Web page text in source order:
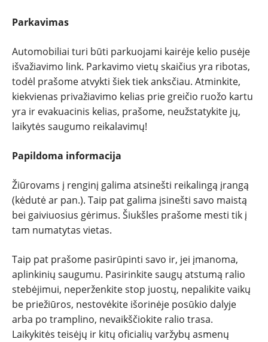
SPORTAS
PATARIMAI
ĮVAIRENYBĖS
Parkavimas
Automobiliai turi būti parkuojami kairėje kelio pusėje
išvažiavimo link. Parkavimo vietų skaičius yra ribotas,
todėl prašome atvykti šiek tiek anksčiau. Atminkite,
kiekvienas privažiavimo kelias prie greičio ruožo kartu
yra ir evakuacinis kelias, prašome, neužstatykite jų,
laikytės saugumo reikalavimų!
Papildoma informacija
Žiūrovams į renginį galima atsinešti reikalingą įrangą
(kėdutė ar pan.). Taip pat galima įsinešti savo maistą
bei gaiviuosius gėrimus. Šiukšles prašome mesti tik į
tam numatytas vietas.
Taip pat prašome pasirūpinti savo ir, jei įmanoma,
aplinkinių saugumu. Pasirinkite saugų atstumą ralio
stebėjimui, neperženkite stop juostų, nepalikite vaikų
be priežiūros, nestovėkite išorinėje posūkio dalyje
arba po tramplino, nevaikščiokite ralio trasa.
Laikykitės teisėjų ir kitų oficialių varžybų asmenų